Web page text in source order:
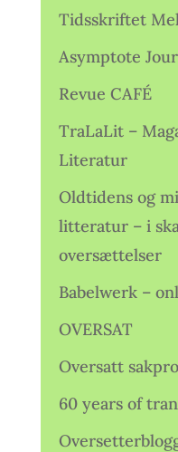
Tidsskriftet
Asymptote
Revue CAFÉ
TraLaLit –
Literatur
Oldtidens og
litteratur – i
oversættelser
Babelwerk –
OVERSAT
Oversatt
60 years of